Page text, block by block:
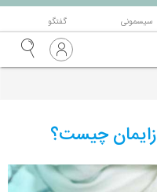
سیسمونی گفتگو
زایمان چیست؟